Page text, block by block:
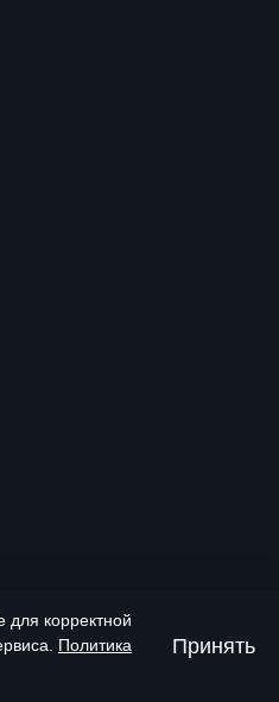
корректной
Политика
Принять